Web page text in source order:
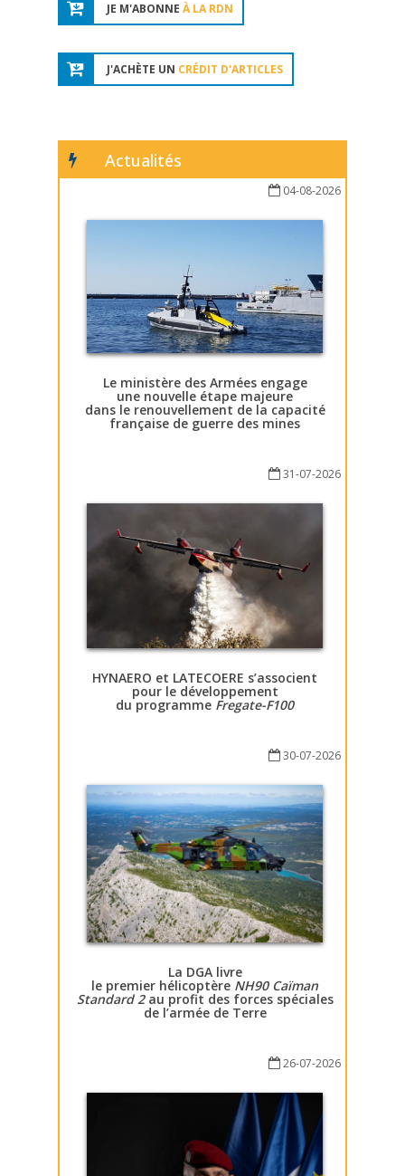
JE M'ABONNE À LA RDN
J'ACHÈTE UN CRÉDIT D'ARTICLES
Actualités
04-08-2026
Le ministère des Armées engage
une nouvelle étape majeure
dans le renouvellement de la capacité
française de guerre des mines
31-07-2026
HYNAERO et LATECOERE s’associent
pour le développement
du programme Fregate-F100
30-07-2026
La DGA livre
le premier hélicoptère NH90 Caïman
Standard 2au profit des forces spéciales
de l’armée de Terre
26-07-2026